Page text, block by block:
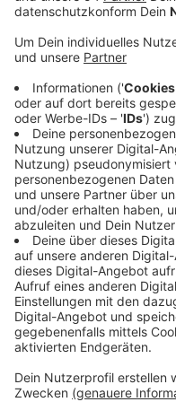
Anzeige
Insgesamt erhielten
Millionen Euro aus
Euro sind auf die
Mönchengladbach
die Kliniken Maria Hilf
dem Geld können die
Patientenportal für
Entlassmanagement,
Dokumentation von
Nordrhein-Westfalen
Fonds zugute, über
Bund für NRW
Anzeige